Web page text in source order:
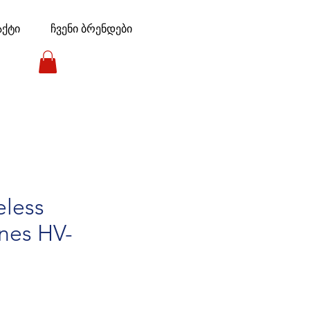
ჩვენი ბრენდები
HV-